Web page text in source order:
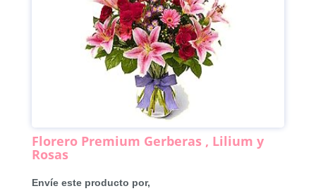
Florero Premium Gerberas , Lilium y
Rosas
Envíe este producto por,